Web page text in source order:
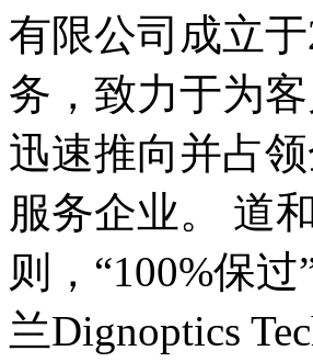
有限公司成立
务，致力于为
迅速推向并占
服务企业。 道
则，“100%保
兰Dignoptics